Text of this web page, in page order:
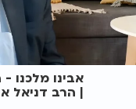
אבינו
| הרב דניאל